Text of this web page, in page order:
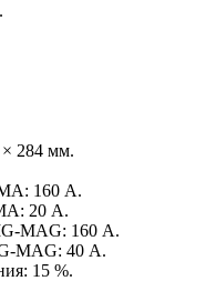
284 мм.
160 А.
20 А.
160 А.
40 А.
15 %.